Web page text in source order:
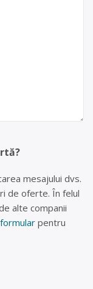
mesajului dvs.
de oferte. În felul
alte companii
pentru